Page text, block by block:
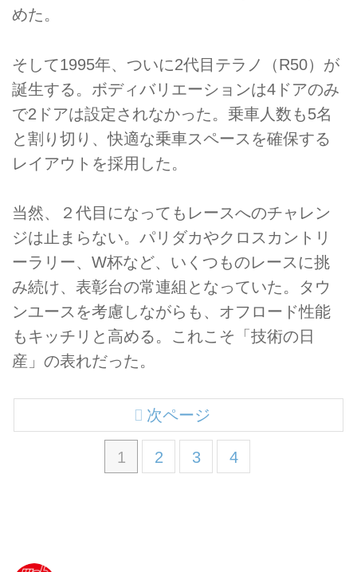
めた。
そして1995年、ついに2代目テラノ（R50）が
誕生する。ボディバリエーションは4ドアのみ
で2ドアは設定されなかった。乗車人数も5名
と割り切り、快適な乗車スペースを確保する
レイアウトを採用した。
当然、２代目になってもレースへのチャレン
ジは止まらない。パリダカやクロスカントリ
ーラリー、W杯など、いくつものレースに挑
み続け、表彰台の常連組となっていた。タウ
ンユースを考慮しながらも、オフロード性能
もキッチリと高める。これこそ「技術の日
産」の表れだった。
1 2 3 4
次ページ